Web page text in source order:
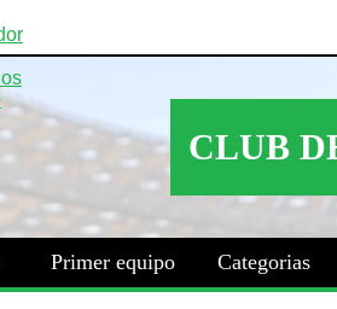
Primer equipo Categorias